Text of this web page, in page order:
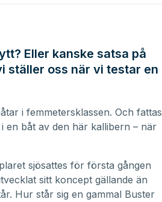
Eller kanske satsa på
ställer oss när vi testar en
i femmetersklassen. Och fattas
en båt av den här kallibern – när
sjösattes för första gången
sitt koncept gällande än
Hur står sig en gammal Buster